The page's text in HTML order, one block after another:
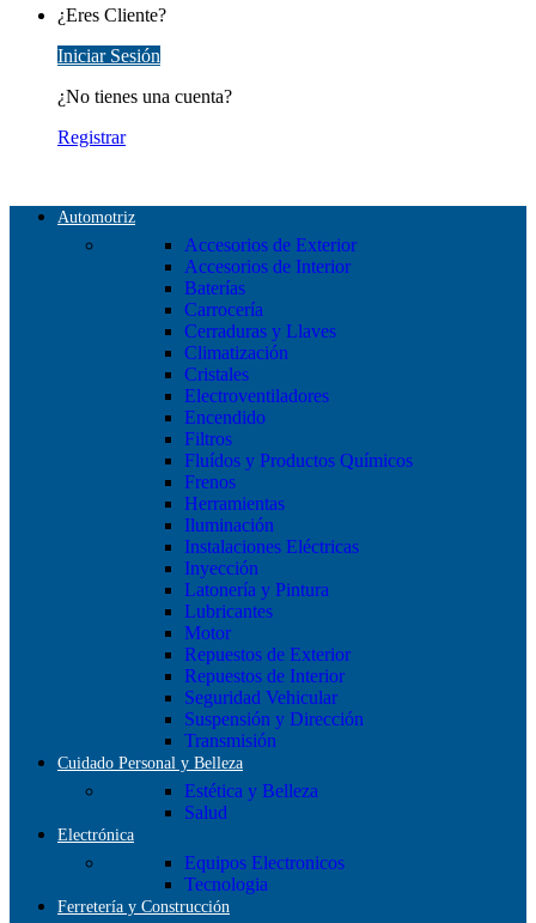
¿Eres Cliente?
Iniciar Sesión
¿No tienes una cuenta?
Registrar
Automotriz
Accesorios de Exterior
Accesorios de Interior
Baterías
Carrocería
Cerraduras y Llaves
Climatización
Cristales
Electroventiladores
Encendido
Filtros
Fluídos y Productos Químicos
Frenos
Herramientas
Iluminación
Instalaciones Eléctricas
Inyección
Latonería y Pintura
Lubricantes
Motor
Repuestos de Exterior
Repuestos de Interior
Seguridad Vehicular
Suspensión y Dirección
Transmisión
Cuidado Personal y Belleza
Estética y Belleza
Salud
Electrónica
Equipos Electronicos
Tecnologia
Ferretería y Construcción